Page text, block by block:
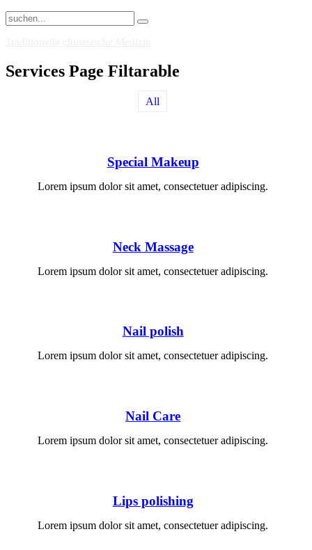
Services Page Filtarable
All
Special Makeup
Lorem ipsum dolor sit amet, consectetuer adipiscing.
Neck Massage
Lorem ipsum dolor sit amet, consectetuer adipiscing.
Nail polish
Lorem ipsum dolor sit amet, consectetuer adipiscing.
Nail Care
Lorem ipsum dolor sit amet, consectetuer adipiscing.
Lips polishing
Lorem ipsum dolor sit amet, consectetuer adipiscing.